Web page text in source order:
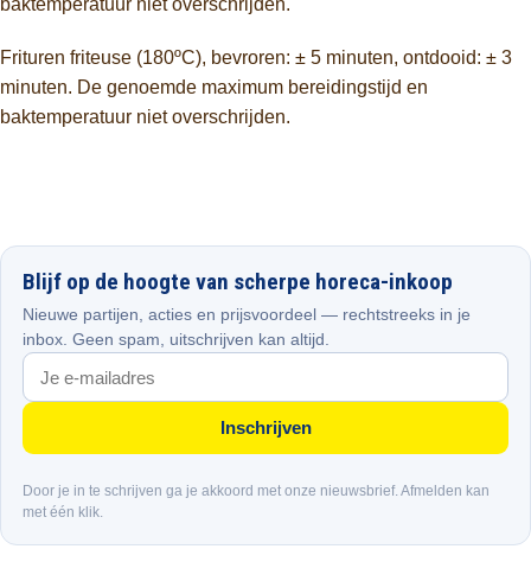
baktemperatuur niet overschrijden.
Frituren friteuse (180ºC), bevroren: ± 5 minuten, ontdooid: ± 3
minuten. De genoemde maximum bereidingstijd en
baktemperatuur niet overschrijden.
Blijf op de hoogte van scherpe horeca-inkoop
Nieuwe partijen, acties en prijsvoordeel — rechtstreeks in je
inbox. Geen spam, uitschrijven kan altijd.
Inschrijven
Door je in te schrijven ga je akkoord met onze nieuwsbrief. Afmelden kan
met één klik.